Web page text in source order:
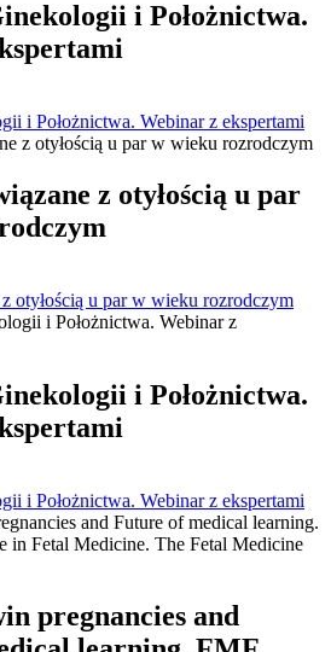
i Położnictwa.
i Położnictwa. Webinar z ekspertami
z otyłością u par
otyłością u par w wieku rozrodczym
i Położnictwa.
i Położnictwa. Webinar z ekspertami
pregnancies and